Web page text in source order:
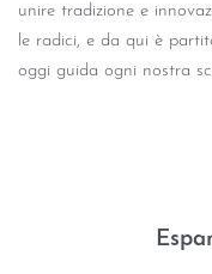
unire tradizione e
le radici, e da qui è
oggi guida ogni nostra